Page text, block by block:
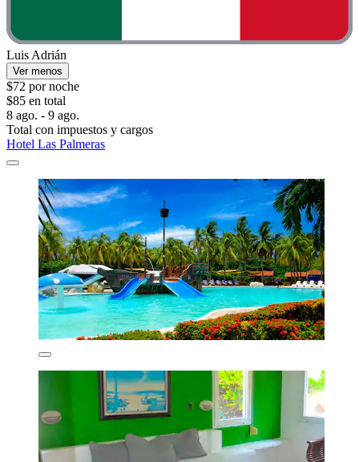
Luis Adrián
Ver menos
$72 por noche
$85 en total
8 ago. - 9 ago.
Total con impuestos y cargos
Hotel Las Palmeras